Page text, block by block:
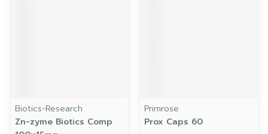
Biotics-Research
Zn-zyme Biotics Comp
Primrose
Prox Caps 60